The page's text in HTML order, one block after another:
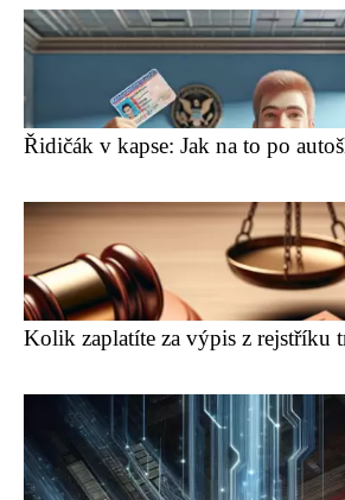
Řidičák v kapse: Jak na to po
Kolik zaplatíte za výpis z rejstříku